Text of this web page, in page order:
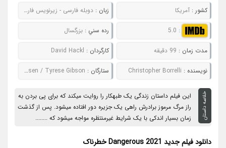
کشور :آمریکا زبان : دوبله فارسی - زیرنویس فارسی
:
5.0 رده سني : بزرگسال
مدت زمان : 99 دقیقه کارگردان : David Hackl
نويسنده : Christopher Borrelli ستارگان : Scott Eastwood / Kevin Durand / Famke Janssen / Tyrese Gibson
خلاصه داستان
این فیلم داستان زندگی یک طبهکار را روایت میکند که برای پی بردن به
راز مرگ مرموز برادرش راهی یک جزیره دور افتاده میشود. پس از گذشت
زمان بسیار اندکی با یک شرایط غیرمنتظره مواجه میشود که ........
دانلود فیلم جدید Dangerous 2021 خطرناک